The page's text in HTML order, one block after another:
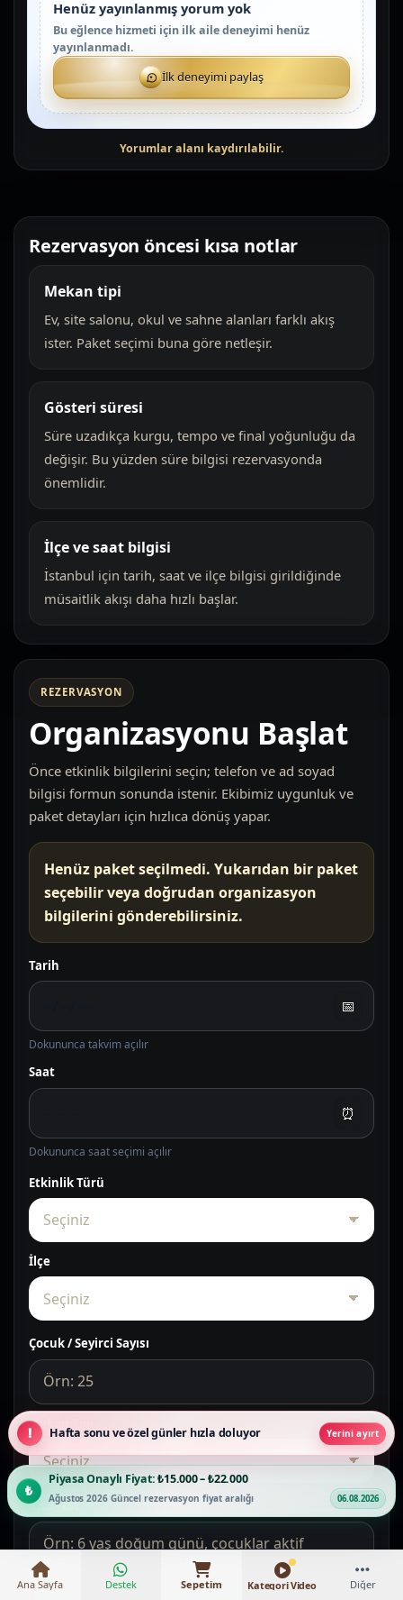
Henüz yayınlanmış yorum yok
Bu eğlence hizmeti için ilk aile deneyimi henüz
yayınlanmadı.
İlk deneyimi paylaş
Rezervasyon öncesi kısa notlar
Mekan tipi
Ev, site salonu, okul ve sahne alanları farklı akış
ister. Paket seçimi buna göre netleşir.
Gösteri süresi
Süre uzadıkça kurgu, tempo ve final yoğunluğu da
değişir. Bu yüzden süre bilgisi rezervasyonda
önemlidir.
İlçe ve saat bilgisi
İstanbul için tarih, saat ve ilçe bilgisi girildiğinde
müsaitlik akışı daha hızlı başlar.
REZERVASYON
Organizasyonu Başlat
Önce etkinlik bilgilerini seçin; telefon ve ad soyad
bilgisi formun sonunda istenir. Ekibimiz uygunluk ve
paket detayları için hızlıca dönüş yapar.
Henüz paket seçilmedi. Yukarıdan bir paket
seçebilir veya doğrudan organizasyon
bilgilerini gönderebilirsiniz.
Tarih
📅
Dokununca takvim açılır
Saat
⏰
Dokununca saat seçimi açılır
Etkinlik Türü
İlçe
Çocuk / Seyirci Sayısı
Mekan Tipi
Kısa Not
Piyasa Onaylı Fiyat:₺15.000 – ₺22.000
Ağustos 2026 Güncel rezervasyon fiyat aralığı 06.08.2026
Hafta sonu ve özel günler hızla doluyor Yerini ayırt
Ana Sayfa Destek Sepetim Kategori Video Diğer